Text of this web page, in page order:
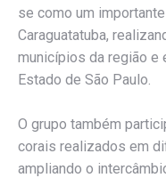
se como um
Caraguatatuba,
municípios da região e
Estado de São Paulo.
O grupo também
corais realizados em
ampliando o